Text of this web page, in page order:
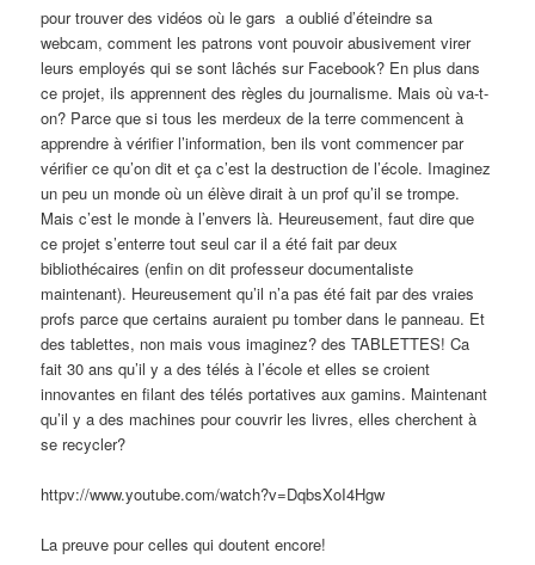
pour trouver des vidéos où le gars a oublié d’éteindre sa
webcam, comment les patrons vont pouvoir abusivement virer
leurs employés qui se sont lâchés sur Facebook? En plus dans
ce projet, ils apprennent des règles du journalisme. Mais où va-t-
on? Parce que si tous les merdeux de la terre commencent à
apprendre à vérifier l’information, ben ils vont commencer par
vérifier ce qu’on dit et ça c’est la destruction de l’école. Imaginez
un peu un monde où un élève dirait à un prof qu’il se trompe.
Mais c’est le monde à l’envers là. Heureusement, faut dire que
ce projet s’enterre tout seul car il a été fait par deux
bibliothécaires (enfin on dit professeur documentaliste
maintenant). Heureusement qu’il n’a pas été fait par des vraies
profs parce que certains auraient pu tomber dans le panneau. Et
des tablettes, non mais vous imaginez? des TABLETTES! Ca
fait 30 ans qu’il y a des télés à l’école et elles se croient
innovantes en filant des télés portatives aux gamins. Maintenant
qu’il y a des machines pour couvrir les livres, elles cherchent à
se recycler?
httpv://www.youtube.com/watch?v=DqbsXoI4Hgw
La preuve pour celles qui doutent encore!